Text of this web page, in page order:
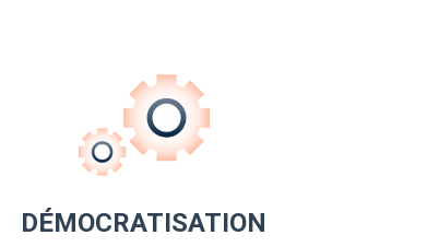
DÉMOCRATISATION